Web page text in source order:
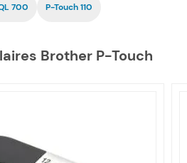
700 P-Touch 110
Brother P-Touch